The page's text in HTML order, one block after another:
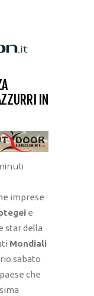
IN
imprese
e
star della
Mondiali
sabato
che